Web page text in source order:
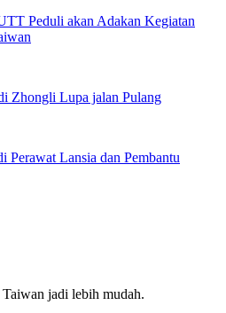
Peduli akan Adakan Kegiatan
Zhongli Lupa jalan Pulang
Lansia dan Pembantu
jadi lebih mudah.